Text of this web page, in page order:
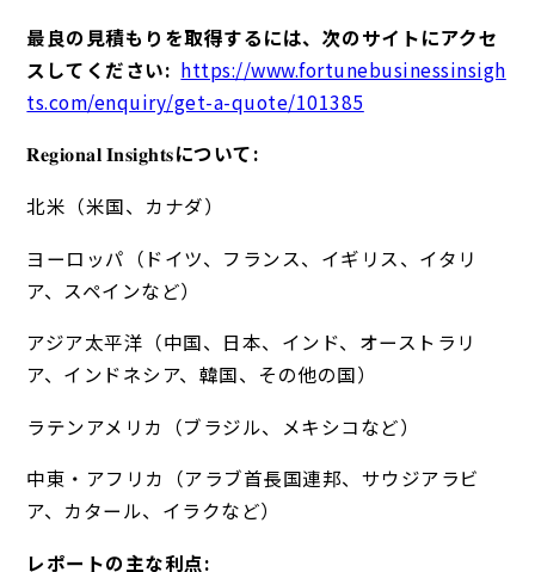
最良の見積もりを取得するには、次のサイトにアクセ
スしてください: https://www.fortunebusinessinsigh
ts.com/enquiry/get-a-quote/101385
𝐑𝐞𝐠𝐢𝐨𝐧𝐚𝐥 𝐈𝐧𝐬𝐢𝐠𝐡𝐭𝐬について:
北米（米国、カナダ）
ヨーロッパ（ドイツ、フランス、イギリス、イタリ
ア、スペインなど）
アジア太平洋（中国、日本、インド、オーストラリ
ア、インドネシア、韓国、その他の国）
ラテンアメリカ（ブラジル、メキシコなど）
中東・アフリカ（アラブ首長国連邦、サウジアラビ
ア、カタール、イラクなど）
レポートの主な利点: